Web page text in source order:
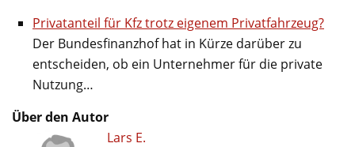
Privatanteil für Kfz trotz eigenem Privatfahrzeug?
Der Bundesfinanzhof hat in Kürze darüber zu
entscheiden, ob ein Unternehmer für die private
Nutzung…
Über den Autor
Lars E.